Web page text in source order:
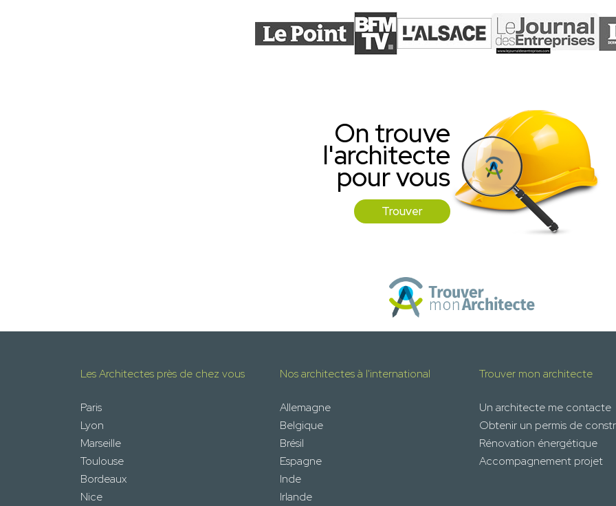
On trouve
l'architecte
pour vous
Trouver
Les Architectes près de chez vous
Paris
Lyon
Marseille
Toulouse
Bordeaux
Nice
Nos architectes à l'international
Allemagne
Belgique
Brésil
Espagne
Inde
Irlande
Trouver mon architecte
Un architecte me contacte
Obtenir un permis de
Rénovation énergétique
Accompagnement projet